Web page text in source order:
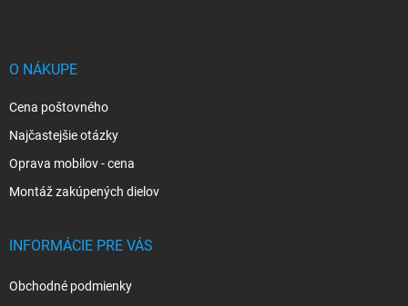
O NÁKUPE
Cena poštovného
Najčastejšie otázky
Oprava mobilov - cena
Montáž zakúpených dielov
INFORMÁCIE PRE VÁS
Obchodné podmienky